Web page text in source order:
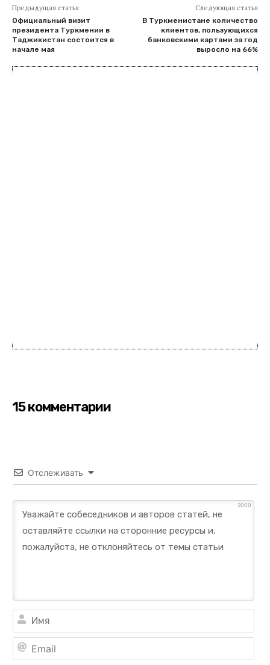
Предыдущая статья
Официальный визит
президента Туркмении в
Таджикистан состоится в
начале мая
Следующая статья
В Туркменистане количество
клиентов, пользующихся
банковскими картами за год
выросло на 66%
15 комментарии
Отслеживать
2000